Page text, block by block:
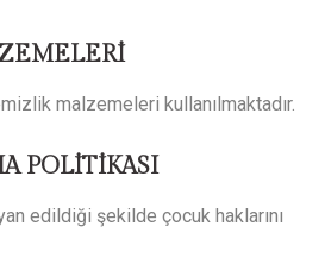
malzemeleri kullanılmaktadır.
POLİTİKASI
edildiği şekilde çocuk haklarını